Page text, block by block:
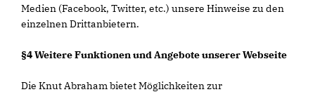
Medien (Facebook, Twitter, etc.) unsere Hinweise zu den
einzelnen Drittanbietern.
§4 Weitere Funktionen und Angebote unserer Webseite
Die Knut Abraham bietet Möglichkeiten zur